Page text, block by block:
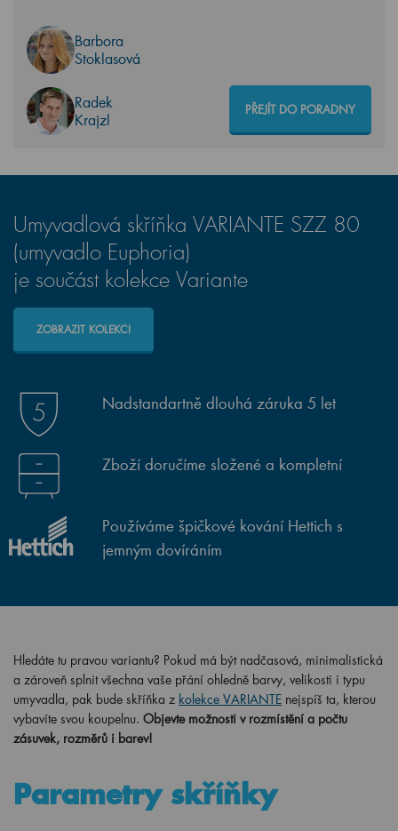
Barbora
Stoklasová
Radek
Krajzl
PŘEJÍT DO PORADNY
Umyvadlová skříňka VARIANTE SZZ 80
(umyvadlo Euphoria)
je součást kolekce Variante
ZOBRAZIT KOLEKCI
Nadstandartně dlouhá záruka 5 let
Zboží doručíme složené a kompletní
Používáme špičkové kování Hettich s
jemným dovíráním
Hledáte tu pravou variantu? Pokud má být nadčasová, minimalistická
a zároveň splnit všechna vaše přání ohledně barvy, velikosti i typu
umyvadla, pak bude skříňka z kolekce VARIANTE nejspíš ta, kterou
vybavíte svou koupelnu. Objevte možnosti v rozmístění a počtu
zásuvek, rozměrů i barev!
Parametry skříňky